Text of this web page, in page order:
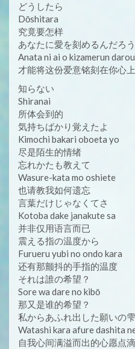
どうしたら
Dōshitara
究竟要怎样
あなたに愛を刻めるんだろ
Anata ni ai o kizamerun darou
才能将这份爱意铭刻在你心
知らない
Shiranai
所体会到的
気持ちばかり覚えたよ
Kimochi bakari oboeta yo
尽是陌生的情绪
忘れかたも教えて
Wasure-kata mo oshiete
也请教我如何遗忘
言葉だけじゃなくてさ
Kotoba dake janakute sa
并非仅用语言而已
震える指の温度から
Furueru yubi no ondo kara
还有那颤抖的手指的温度
それは誰の希望？
Sore wa dare no kibō
那又是谁的希望？
私からあふれ出した願いの雫
Watashi kara afure dashita
自我心间满溢而出的心愿点滴